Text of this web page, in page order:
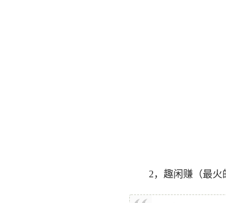
2，趣闲赚 （最